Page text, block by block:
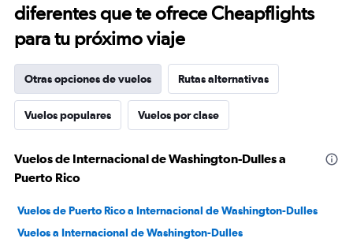
diferentes que te ofrece Cheapflights
para tu próximo viaje
Otras opciones de vuelos Rutas alternativas
Vuelos populares Vuelos por clase
Vuelos de Internacional de Washington-Dulles a
Puerto Rico
Vuelos de Puerto Rico a Internacional de Washington-Dulles
Vuelos a Internacional de Washington-Dulles